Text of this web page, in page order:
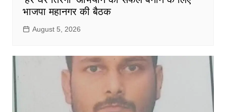
भाजपा महानगर की बैठक
August 5, 2026